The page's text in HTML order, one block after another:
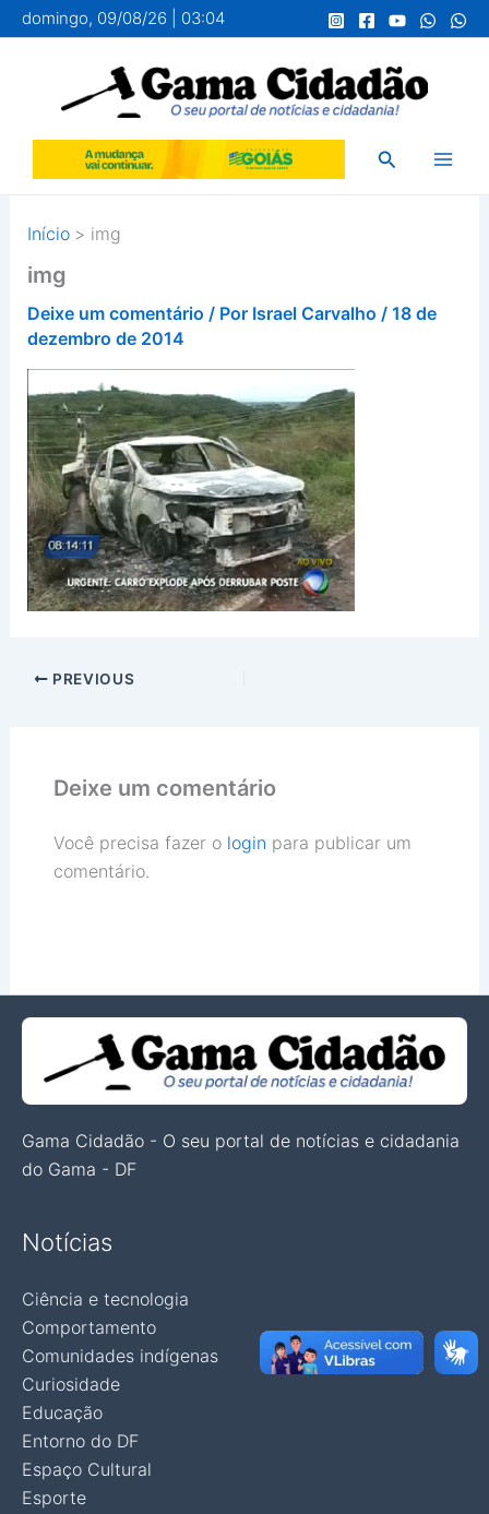
para
conteúdo
domingo, 09/08/26 | 03:04
Pesquisar
Início img
img
Deixe um comentário / Por Israel Carvalho / 18 de
dezembro de 2014
PREVIOUS
Deixe um comentário
Você precisa fazer o login para publicar um
comentário.
Gama Cidadão - O seu portal de notícias e cidadania
do Gama - DF
Notícias
Ciência e tecnologia
Comportamento
Comunidades indígenas
Curiosidade
Educação
Entorno do DF
Espaço Cultural
Esporte